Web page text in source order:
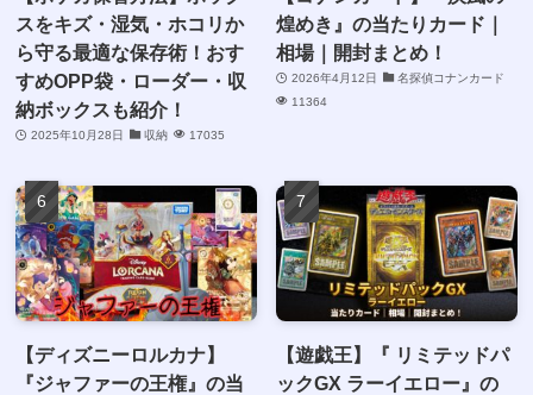
スをキズ・湿気・ホコリか
ら守る最適な保存術！おす
すめOPP袋・ローダー・収
納ボックスも紹介！
2025年10月28日 収納 17035
煌めき』の当たりカード｜
相場｜開封まとめ！
2026年4月12日
名探偵コナンカード
11364
【ディズニーロルカナ】
『ジャファーの王権』の当
【遊戯王】『 リミテッドパ
ックGX ラーイエロー』の